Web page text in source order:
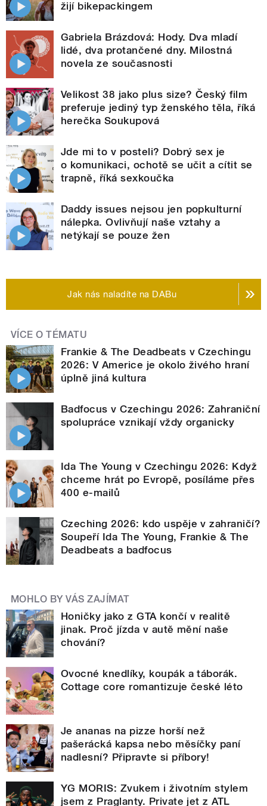
žijí bikepackingem
Gabriela Brázdová: Hody. Dva mladí
lidé, dva protančené dny. Milostná
novela ze současnosti
Velikost 38 jako plus size? Český film
preferuje jediný typ ženského těla, říká
herečka Soukupová
Jde mi to v posteli? Dobrý sex je
o komunikaci, ochotě se učit a cítit se
trapně, říká sexkoučka
Daddy issues nejsou jen popkulturní
nálepka. Ovlivňují naše vztahy a
netýkají se pouze žen
Jak nás naladíte na DABu
VÍCE O TÉMATU
Frankie & The Deadbeats v Czechingu
2026: V Americe je okolo živého hraní
úplně jiná kultura
Badfocus v Czechingu 2026: Zahraniční
spolupráce vznikají vždy organicky
Ida The Young v Czechingu 2026: Když
chceme hrát po Evropě, posíláme přes
400 e-mailů
Czeching 2026: kdo uspěje v zahraničí?
Soupeří Ida The Young, Frankie & The
Deadbeats a badfocus
MOHLO BY VÁS ZAJÍMAT
Honičky jako z GTA končí v realitě
jinak. Proč jízda v autě mění naše
chování?
Ovocné knedlíky, koupák a táborák.
Cottage core romantizuje české léto
Je ananas na pizze horší než
pašerácká kapsa nebo měsíčky paní
nadlesní? Připravte si příbory!
YG MORIS: Zvukem i životním stylem
jsem z Praglanty. Private jet z ATL